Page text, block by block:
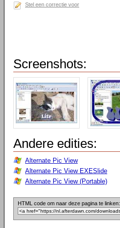
Stel een correctie voor
Screenshots:
Andere edities:
Alternate Pic View
Alternate Pic View EXESlide
Alternate Pic View (Portable)
HTML code om naar deze pagina te linken: